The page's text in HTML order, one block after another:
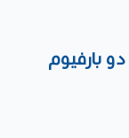
بارفيوم